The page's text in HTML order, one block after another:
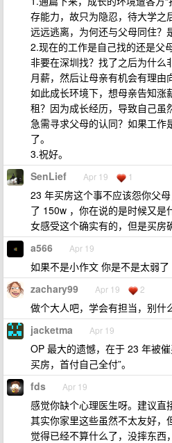
存能力，故只为隐忍，待大学之
远远逃离，为何还与父母同住？
2.现在的工作是自己找的还是父
非要在深圳找？找了之后为什么
月薪，然后让母亲有机会有理
如此成长环境下，想母亲告知涨
租？因为成长经历，导致自己虽
急需寻求父母的认同？如果工
了。
3.祝好。
SenLief Apr 19 1
23 年买房这个事不应该怨你父
了 150w ，你在说的是时候又
女感受这个确实有的，但是买房
a566 Apr 19
如果不是小作文 你是不是太弱了
zachary99 Apr 19 2
做个大人吧，学会有担当，别什
jacketma Apr 19
OP 最大的遗憾，在于 23 年被
买房，首付自己全付”。
fds Apr 19
感觉你缺个心理医生呀。建议直
其实你家里这些虽然不太友好，
觉得已经不算什么了，没摔东西